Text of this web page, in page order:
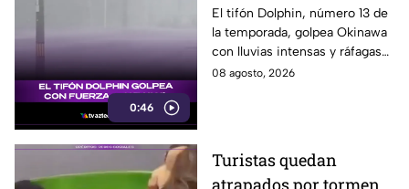
0:46
de hasta 157 km/h
El tifón Dolphin, número 13 de
la temporada, golpea Okinawa
con lluvias intensas y ráfagas
de hasta 157 kilómetros por
08 agosto, 2026
Turistas quedan
atrapados por tormenta